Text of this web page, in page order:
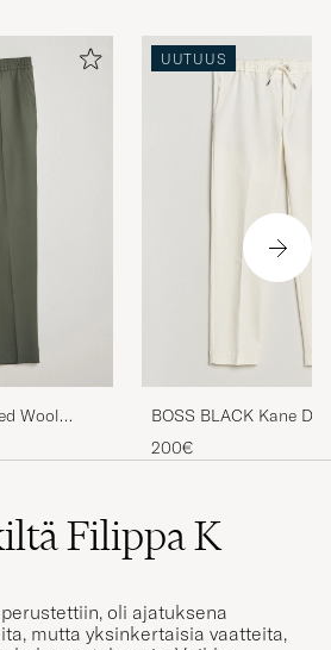
Wool
UUTUUS
BOSS BLACK Kane
Trousers Open White
200€
Filippa K
oli ajatuksena
mutta yksinkertaisia vaatteita,